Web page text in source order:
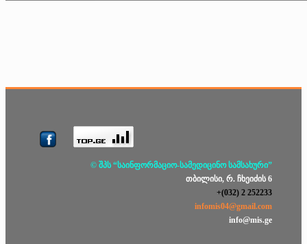
© შპს “საინფორმაციო-სამედიცინო სამსახური”
თბილისი, რ. ჩხეიძის 6
+(032) 2 252233
infomis04@gmail.com
info@mis.ge